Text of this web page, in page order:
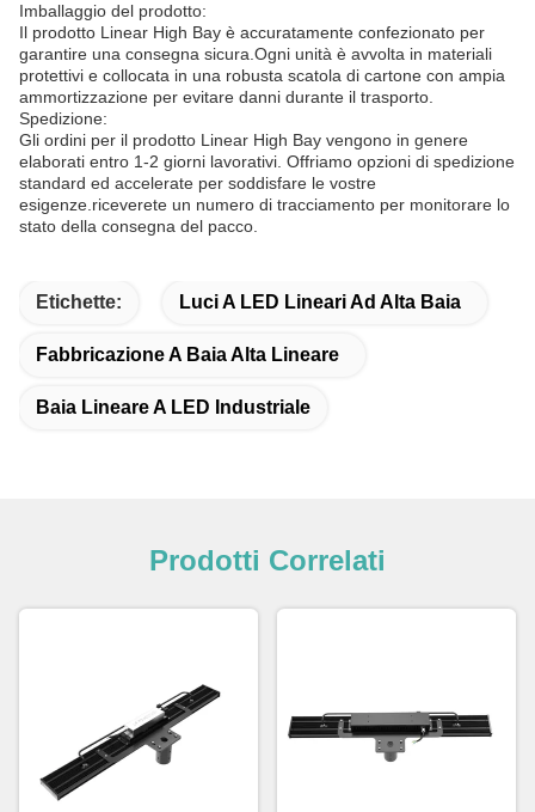
Imballaggio del prodotto:
Il prodotto Linear High Bay è accuratamente confezionato per
garantire una consegna sicura.Ogni unità è avvolta in materiali
protettivi e collocata in una robusta scatola di cartone con ampia
ammortizzazione per evitare danni durante il trasporto.
Spedizione:
Gli ordini per il prodotto Linear High Bay vengono in genere
elaborati entro 1-2 giorni lavorativi. Offriamo opzioni di spedizione
standard ed accelerate per soddisfare le vostre
esigenze.riceverete un numero di tracciamento per monitorare lo
stato della consegna del pacco.
Etichette: Luci A LED Lineari Ad Alta Baia
Fabbricazione A Baia Alta Lineare
Baia Lineare A LED Industriale
Prodotti Correlati